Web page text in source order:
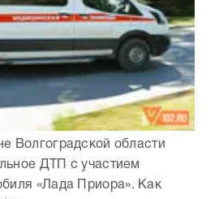
Волгоградской области
ДТП с участием
«Лада Приора». Как